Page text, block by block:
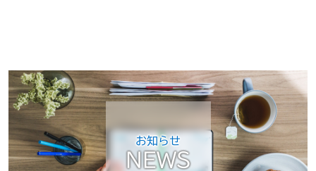
お知らせ
NEWS